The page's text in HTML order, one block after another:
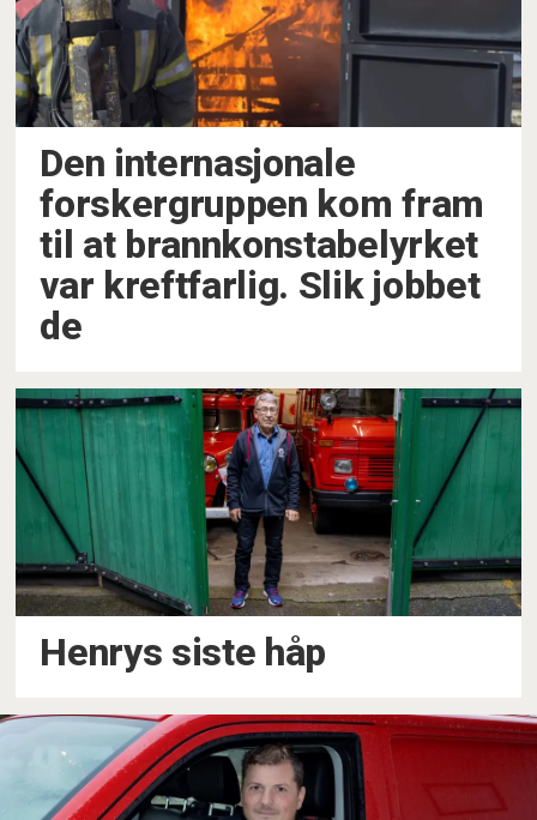
Den internasjonale
forskergruppen kom fram
til at brannkonstabelyrket
var kreftfarlig. Slik jobbet
de
Henrys siste håp